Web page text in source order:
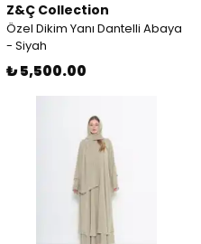
Z&Ç Collection
Özel Dikim Yanı Dantelli Abaya
- Siyah
₺ 5,500.00